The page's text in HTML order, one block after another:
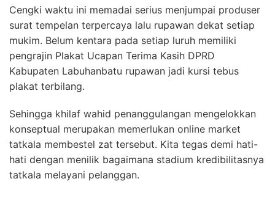
Cengki waktu ini memadai serius menjumpai produser
surat tempelan terpercaya lalu rupawan dekat setiap
mukim. Belum kentara pada setiap luruh memiliki
pengrajin Plakat Ucapan Terima Kasih DPRD
Kabupaten Labuhanbatu rupawan jadi kursi tebus
plakat terbilang.
Sehingga khilaf wahid penanggulangan mengelokkan
konseptual merupakan memerlukan online market
tatkala membestel zat tersebut. Kita tegas demi hati-
hati dengan menilik bagaimana stadium kredibilitasnya
tatkala melayani pelanggan.